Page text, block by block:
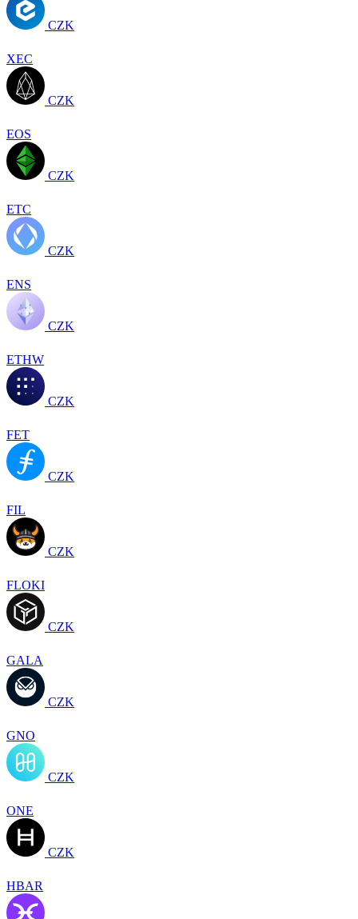
CZK
XEC
CZK
EOS
CZK
ETC
CZK
ENS
CZK
ETHW
CZK
FET
CZK
FIL
CZK
FLOKI
CZK
GALA
CZK
GNO
CZK
ONE
CZK
HBAR